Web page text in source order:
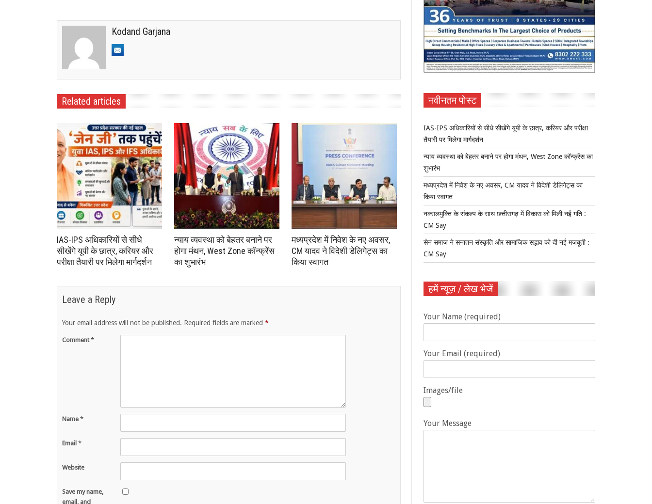
Kodand Garjana
Related articles
IAS-IPS अधिकारियों से सीधे
सीखेंगे यूपी के छात्र, करियर और
परीक्षा तैयारी पर मिलेगा मार्गदर्शन
न्याय व्यवस्था को बेहतर बनाने पर
होगा मंथन, West Zone कॉन्फ्रेंस
का शुभारंभ
मध्यप्रदेश में निवेश के नए अवसर,
CM यादव ने विदेशी डेलिगेट्स का
किया स्वागत
Leave a Reply
Your email address will not be published. Required fields are marked *
Comment*
Name *
Email *
Website
Save my name,
email, and
नवीनतम पोस्ट
IAS-IPS अधिकारियों से सीधे सीखेंगे यूपी के छात्र, करियर और परीक्षा
तैयारी पर मिलेगा मार्गदर्शन
न्याय व्यवस्था को बेहतर बनाने पर होगा मंथन, West Zone कॉन्फ्रेंस का
शुभारंभ
मध्यप्रदेश में निवेश के नए अवसर, CM यादव ने विदेशी डेलिगेट्स का
किया स्वागत
नक्सलमुक्ति के संकल्प के साथ छत्तीसगढ़ में विकास को मिली नई गति :
CM Say
सेन समाज ने सनातन संस्कृति और सामाजिक सद्भाव को दी नई मजबूती :
CM Say
हमें न्यूज़ / लेख भेजें
Your Name (required)
Your Email (required)
Images/file
Your Message